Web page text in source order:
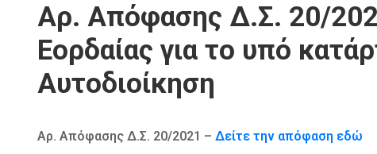
Αρ. Απόφασης Δ.Σ. 20/
Εορδαίας για το υπό
Αυτοδιοίκηση
Αρ. Απόφασης Δ.Σ. 20/2021 – Δείτε την απόφαση εδώ